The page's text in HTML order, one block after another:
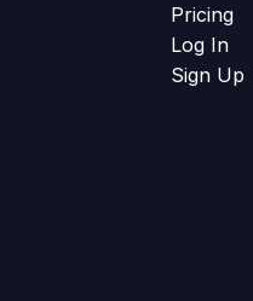
Pricing
Log In
Sign Up